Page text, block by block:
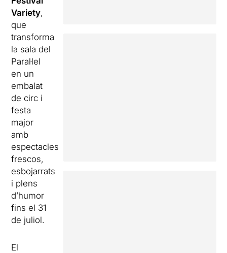
Variety,
que
transforma
la sala del
Paral·lel
en un
embalat
de circ i
festa
major
amb
espectacles
frescos,
esbojarrats
i plens
d’humor
fins el 31
de juliol.
El